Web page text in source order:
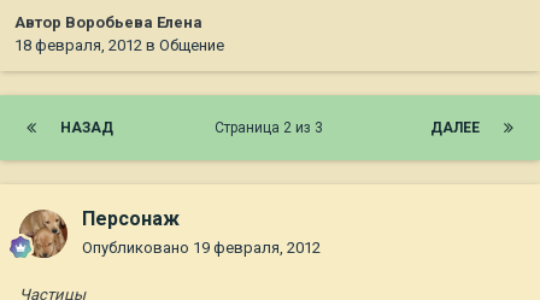
Автор Воробьева Елена
18 февраля, 2012 в Общение
НАЗАД ДАЛЕЕ
Страница 2 из 3
Персонаж
Опубликовано 19 февраля, 2012
Частицы